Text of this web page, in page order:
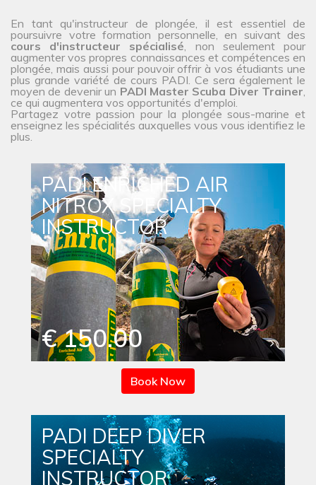
En tant qu'instructeur de plongée, il est essentiel de
poursuivre votre formation personnelle, en suivant des
cours d'instructeur spécialisé, non seulement pour
augmenter vos propres connaissances et compétences en
plongée, mais aussi pour pouvoir offrir à vos étudiants une
plus grande variété de cours PADI. Ce sera également le
moyen de devenir un PADI Master Scuba Diver Trainer,
ce qui augmentera vos opportunités d'emploi.
Partagez votre passion pour la plongée sous-marine et
enseignez les spécialités auxquelles vous vous identifiez le
plus.
PADI ENRICHED AIR
NITROX SPECIALTY
INSTRUCTOR
€ 150.00
Book Now
PADI DEEP DIVER
SPECIALTY
INSTRUCTOR